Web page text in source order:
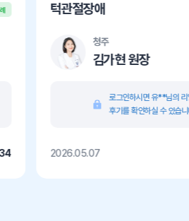
턱관절장애
청주
김가현 원장
로그인하시면 유**님의
후기를 확인하실 수 있습
2026.05.07